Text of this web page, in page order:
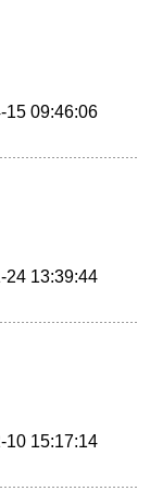
15 09:46:06
24 13:39:44
10 15:17:14